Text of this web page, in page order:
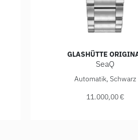
€
, Ref: 1-36-13-01-80-35,
GLASHÜTTE
SeaQ
Glashütte Original SeaQ,
Automatik, Schwarz
11.000,00 €